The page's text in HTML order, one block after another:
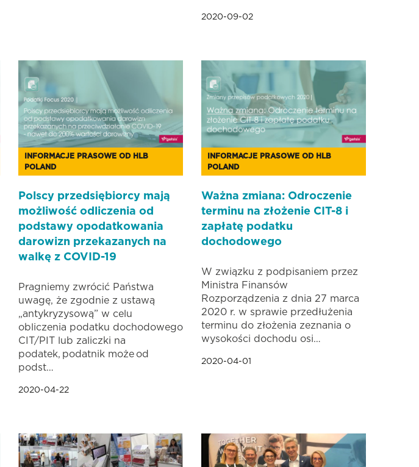
2020-09-02
INFORMACJE PRASOWE OD HLB
POLAND
Polscy przedsiębiorcy mają
możliwość odliczenia od
podstawy opodatkowania
darowizn przekazanych na
walkę z COVID-19
Pragniemy zwrócić Państwa
uwagę, że zgodnie z ustawą
„antykryzysową” w celu
obliczenia podatku dochodowego
CIT/PIT lub zaliczki na
podatek, podatnik może od
podst…
2020-04-22
INFORMACJE PRASOWE OD HLB
POLAND
Ważna zmiana: Odroczenie
terminu na złożenie CIT-8 i
zapłatę podatku
dochodowego
W związku z podpisaniem przez
Ministra Finansów
Rozporządzenia z dnia 27 marca
2020 r. w sprawie przedłużenia
terminu do złożenia zeznania o
wysokości dochodu osi…
2020-04-01